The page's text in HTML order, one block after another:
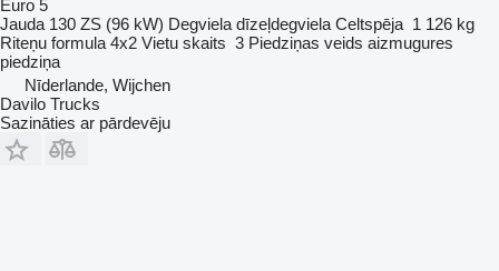
Euro 5
Jauda 130 ZS (96 kW) Degviela dīzeļdegviela Celtspēja 1 126 kg
Riteņu formula 4x2 Vietu skaits 3 Piedziņas veids aizmugures
piedziņa
Nīderlande, Wijchen
Davilo Trucks
Sazināties ar pārdevēju